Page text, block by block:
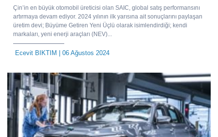
Çin’in en büyük otomobil üreticisi olan SAIC, global satış performansını
artırmaya devam ediyor. 2024 yılının ilk yarısına ait sonuçlarını paylaşan
üretim devi; Büyüme Getiren Yeni Üçlü olarak isimlendirdiği; kendi
markaları, yeni enerji araçları (NEV)...
Ecevit BIKTIM | 06 Ağustos 2024